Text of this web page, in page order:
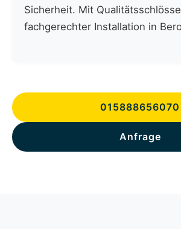
Sicherheit. Mit
fachgerechter Installation in
015888656070
Anfrage